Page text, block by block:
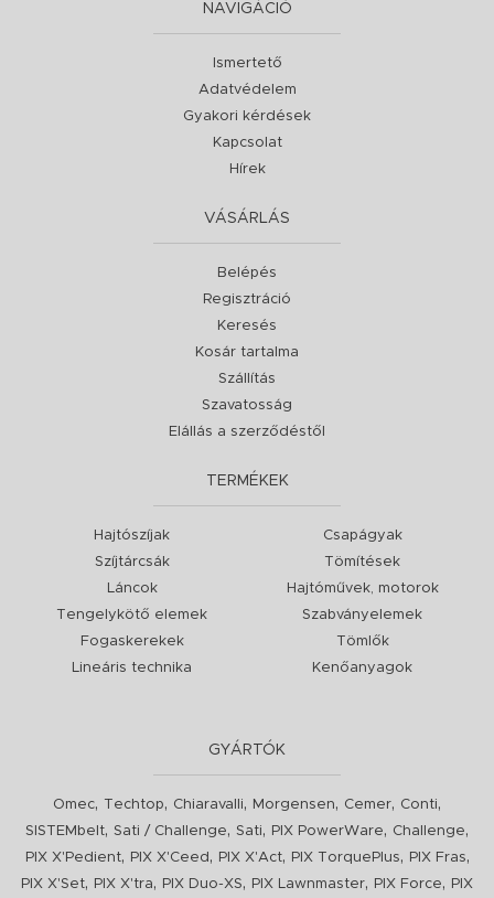
NAVIGÁCIÓ
Ismertető
Adatvédelem
Gyakori kérdések
Kapcsolat
Hírek
VÁSÁRLÁS
Belépés
Regisztráció
Keresés
Kosár tartalma
Szállítás
Szavatosság
Elállás a szerződéstől
TERMÉKEK
Hajtószíjak
Szíjtárcsák
Láncok
Tengelykötő elemek
Fogaskerekek
Lineáris technika
Csapágyak
Tömítések
Hajtóművek, motorok
Szabványelemek
Tömlők
Kenőanyagok
GYÁRTÓK
Omec, Techtop, Chiaravalli, Morgensen, Cemer, Conti,
SISTEMbelt, Sati / Challenge, Sati, PIX PowerWare, Challenge,
PIX X'Pedient, PIX X'Ceed , PIX X'Act, PIX TorquePlus, PIX Fras,
PIX X'Set, PIX X'tra, PIX Duo-XS, PIX Lawnmaster, PIX Force,
PIX